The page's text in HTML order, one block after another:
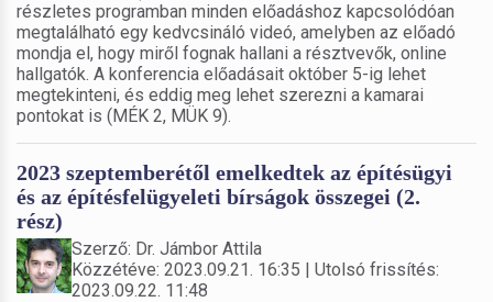
részletes programban minden előadáshoz kapcsolódóan
megtalálható egy kedvcsináló videó, amelyben az előadó
mondja el, hogy miről fognak hallani a résztvevők, online
hallgatók. A konferencia előadásait október 5-ig lehet
megtekinteni, és eddig meg lehet szerezni a kamarai
pontokat is (MÉK 2, MÜK 9).
2023 szeptemberétől emelkedtek az építésügyi
és az építésfelügyeleti bírságok összegei (2.
rész)
Szerző: Dr. Jámbor Attila
Közzétéve: 2023.09.21. 16:35 | Utolsó frissítés:
2023.09.22. 11:48